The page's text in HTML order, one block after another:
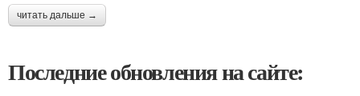
читать дальше →
Последние обновления на сайте: